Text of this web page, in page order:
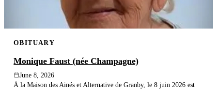
OBITUARY
Monique Faust (née Champagne)
June 8, 2026
À la Maison des Ainés et Alternative de Granby, le 8 juin 2026 est